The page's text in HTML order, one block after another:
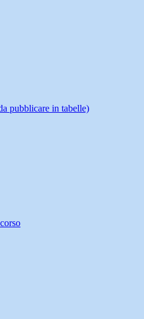
pubblicare in tabelle)